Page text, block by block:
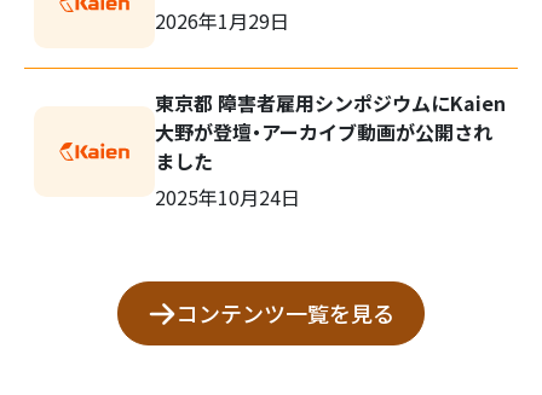
2026年1月29日
東京都 障害者雇用シンポジウムにKaien
大野が登壇・アーカイブ動画が公開され
ました
2025年10月24日
コンテンツ一覧を見る